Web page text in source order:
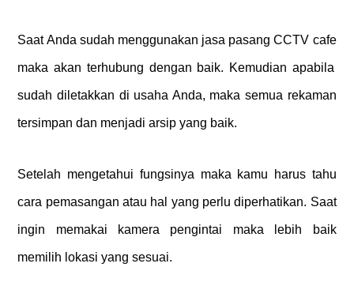
Saat Anda sudah menggunakan jasa pasang CCTV cafe
maka akan terhubung dengan baik. Kemudian apabila
sudah diletakkan di usaha Anda, maka semua rekaman
tersimpan dan menjadi arsip yang baik.
Setelah mengetahui fungsinya maka kamu harus tahu
cara pemasangan atau hal yang perlu diperhatikan. Saat
ingin memakai kamera pengintai maka lebih baik
memilih lokasi yang sesuai.